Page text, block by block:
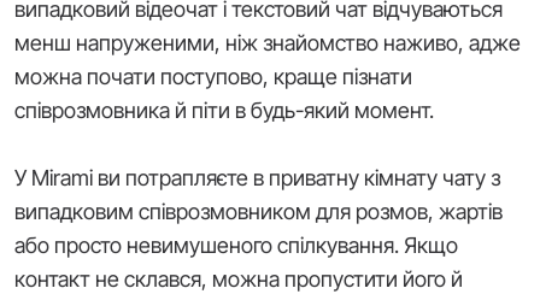
випадковий відеочат і текстовий чат відчуваються
менш напруженими, ніж знайомство наживо, адже
можна почати поступово, краще пізнати
співрозмовника й піти в будь-який момент.
У Mirami ви потрапляєте в приватну кімнату чату з
випадковим співрозмовником для розмов, жартів
або просто невимушеного спілкування. Якщо
контакт не склався, можна пропустити його й